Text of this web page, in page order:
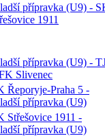
přípravka (U9) -
1911
přípravka (U9) -
Slivenec
Řeporyje-Praha 5 -
přípravka (U9)
Střešovice 1911 -
přípravka (U9)